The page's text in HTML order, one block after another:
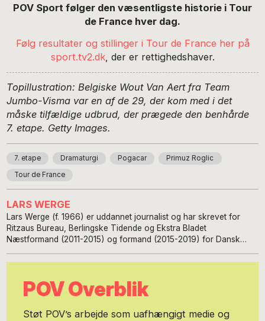
POV Sport følger den væsentligste historie i Tour
de France hver dag.
Følg resultater og stillinger i Tour de France her på
sport.tv2.dk, der er rettighedshaver.
Topillustration: Belgiske Wout Van Aert fra Team
Jumbo-Visma var en af de 29, der kom med i det
måske tilfældige udbrud, der prægede den benhårde
7. etape. Getty Images.
7. etape Dramaturgi Pogacar Primuz Roglic
Tour de France
LARS WERGE
Lars Werge (f. 1966) er uddannet journalist og har skrevet for
Ritzaus Bureau, Berlingske Tidende og Ekstra Bladet
Næstformand (2011-2015) og formand (2015-2019) for Dansk
Danske Biografer (2020 - ) og kandidat til Folketinget for
POV Overblik
Støt POV’s arbejde som uafhængigt medie og